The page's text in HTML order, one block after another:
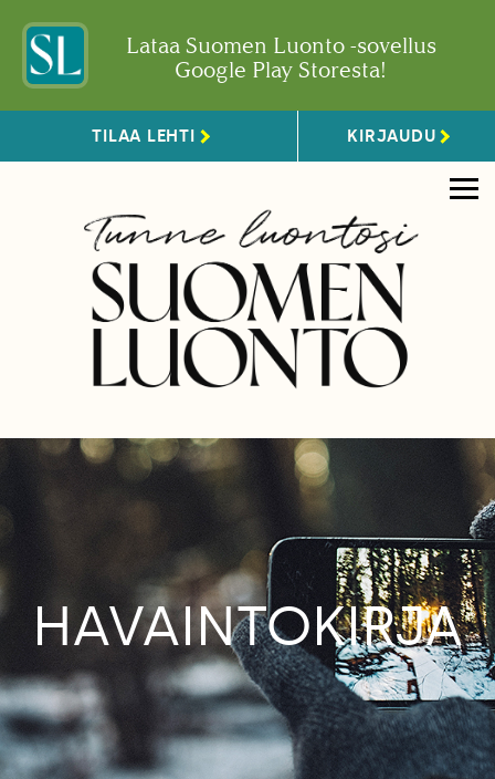
Lataa Suomen Luonto -sovellus
Google Play Storesta!
TILAA LEHTI KIRJAUDU
HAVAINTOKIRJA